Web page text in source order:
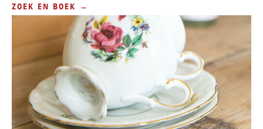
ZOEK EN BOEK →